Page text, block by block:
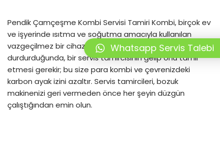
Pendik Çamçeşme Kombi Servisi Tamiri Kombi, birçok ev
ve işyerinde ısıtma ve soğutma amacıyla kullanılan
vazgeçilmez bir cihazdır. Kombiniz çalışmayı
durdurduğunda, bir servis tamircisinin gelip onu tamir
etmesi gerekir; bu size para kombi ve çevrenizdeki
karbon ayak izini azaltır. Servis tamircileri, bozuk
makinenizi geri vermeden önce her şeyin düzgün
çalıştığından emin olun.
Whatsapp Servis Talebi